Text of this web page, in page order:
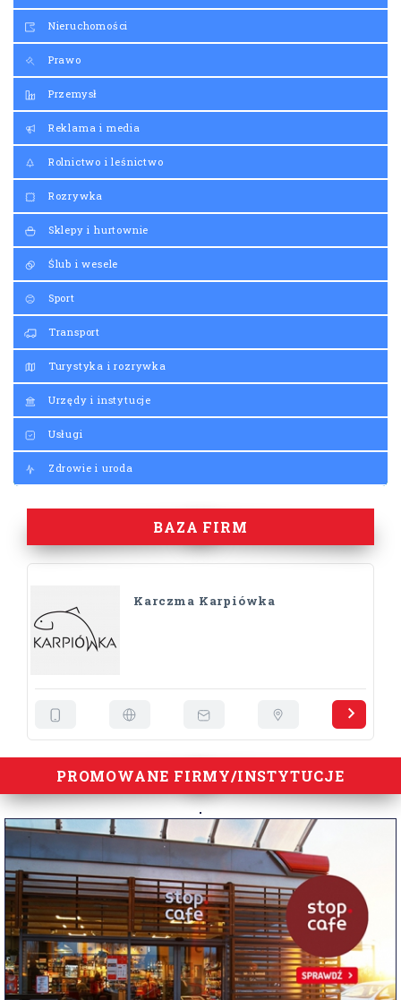
Nieruchomości
Prawo
Przemysł
Reklama i media
Rolnictwo i leśnictwo
Rozrywka
Sklepy i hurtownie
Ślub i wesele
Sport
Transport
Turystyka i rozrywka
Urzędy i instytucje
Usługi
Zdrowie i uroda
BAZA FIRM
Karczma Karpiówka
PROMOWANE FIRMY/INSTYTUCJE